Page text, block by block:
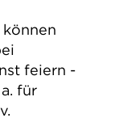
feiern -
für